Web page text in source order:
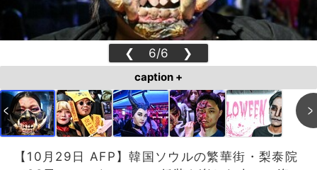
❮ 6/6 ❯
caption +
【10月29日 AFP】韓国ソウルの繁華街・梨泰院